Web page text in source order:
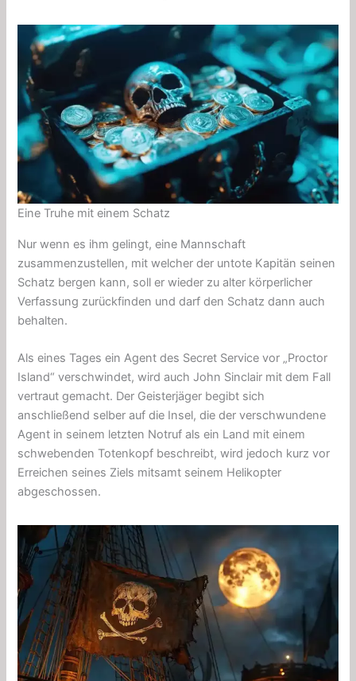
Eine Truhe mit einem Schatz
Nur wenn es ihm gelingt, eine Mannschaft
zusammenzustellen, mit welcher der untote Kapitän seinen
Schatz bergen kann, soll er wieder zu alter körperlicher
Verfassung zurückfinden und darf den Schatz dann auch
behalten.
Als eines Tages ein Agent des Secret Service vor „Proctor
Island“ verschwindet, wird auch John Sinclair mit dem Fall
vertraut gemacht. Der Geisterjäger begibt sich
anschließend selber auf die Insel, die der verschwundene
Agent in seinem letzten Notruf als ein Land mit einem
schwebenden Totenkopf beschreibt, wird jedoch kurz vor
Erreichen seines Ziels mitsamt seinem Helikopter
abgeschossen.